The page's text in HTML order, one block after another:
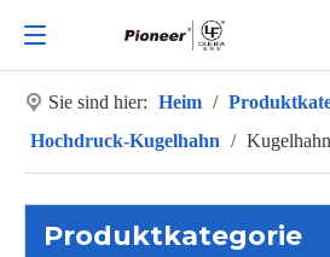
Sie sind hier: Heim /
Hochdruck-Kugelhahn /
Produktkategorie